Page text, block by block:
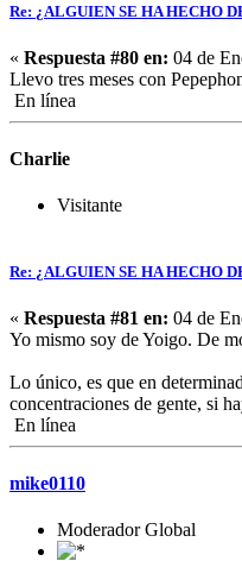
Re: ¿ALGUIEN SE HA HECHO
« Respuesta #80 en: 04 de
Llevo tres meses con
En línea
Charlie
Visitante
Re: ¿ALGUIEN SE HA HECHO
« Respuesta #81 en: 04 de
Yo mismo soy de Yoigo. De
Lo único, es que en
concentraciones de gente, si
En línea
mike0110
Moderador Global